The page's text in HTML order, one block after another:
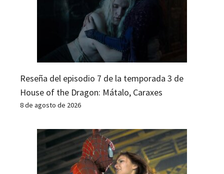
Reseña del episodio 7 de la temporada 3 de
House of the Dragon: Mátalo, Caraxes
8 de agosto de 2026